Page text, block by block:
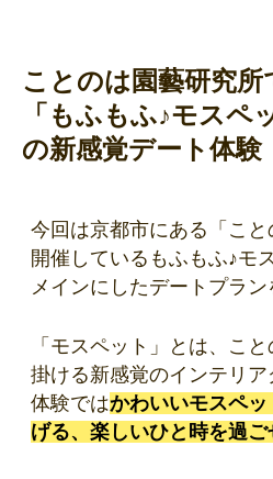
ことのは園藝研究
「もふもふ♪モスペ
の新感覚デート体験
今回は京都市にある「こ
開催しているもふもふ♪モ
メインにしたデートプラン
「モスペット」とは、こ
掛ける新感覚のインテリ
体験ではかわいいモスペ
げる、楽しいひと時を過ご